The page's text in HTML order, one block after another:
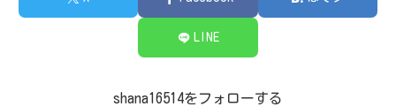
LINE
shana16514をフォローする